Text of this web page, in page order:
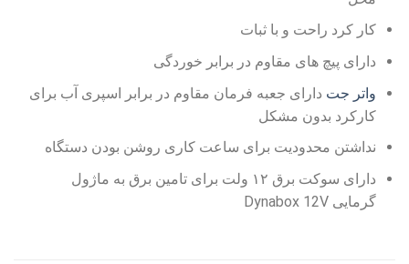
کار کرد راحت و با ثبات
دارای پیچ های مقاوم در برابر خوردگی
واتر جت دارای جعبه فرمان مقاوم در برابر اسپری آب برای
کارکرد بدون مشکل
نداشتن محدودیت برای ساعت کاری روشن بودن دستگاه
دارای سوکت برق ۱۲ ولت برای تامین برق به ماژول
گرمایی Dynabox 12V